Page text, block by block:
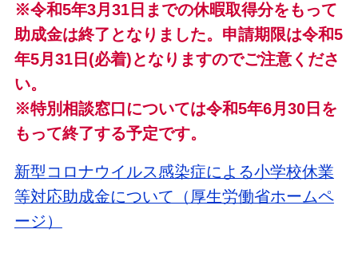
※令和5年3月31日までの休暇取得分をもって
助成金は終了となりました。申請期限は令和5
年5月31日(必着)となりますのでご注意くださ
い。
※特別相談窓口については令和5年6月30日を
もって終了する予定です。
新型コロナウイルス感染症による小学校休業
等対応助成金について（厚生労働省ホームペ
ージ）